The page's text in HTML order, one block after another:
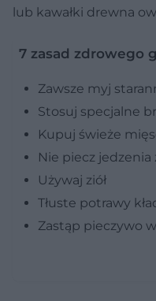
lub kawałki drewna
7 zasad zdrowego
Zawsze myj
Stosuj specjalne
Kupuj świeże
Nie piecz
Używaj ziół
Tłuste potrawy
Zastąp pieczywo